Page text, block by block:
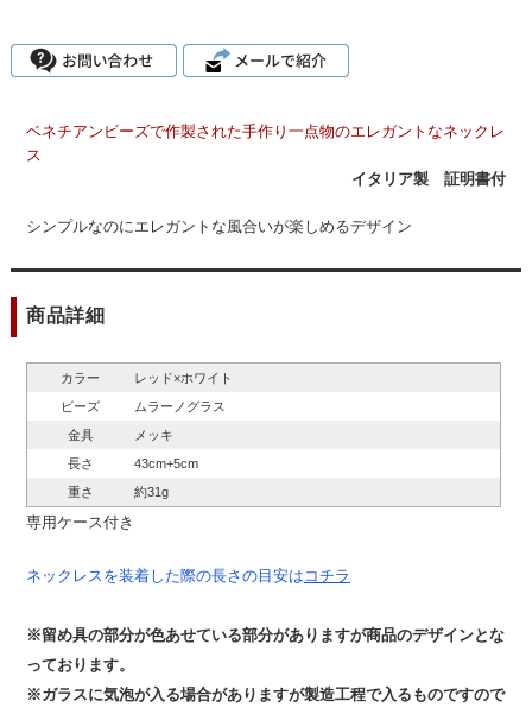
ベネチアンビーズで作製された手作り一点物のエレガントなネックレ
ス
イタリア製 証明書付
シンプルなのにエレガントな風合いが楽しめるデザイン
商品詳細
カラー
レッド×ホワイト
ビーズ
ムラーノグラス
金具
メッキ
長さ
43cm+5cm
重さ
約31g
専用ケース付き
ネックレスを装着した際の長さの目安は コチラ
※留め具の部分が色あせている部分がありますが商品のデザインとな
っております。
※ガラスに気泡が入る場合がありますが製造工程で入るものですので